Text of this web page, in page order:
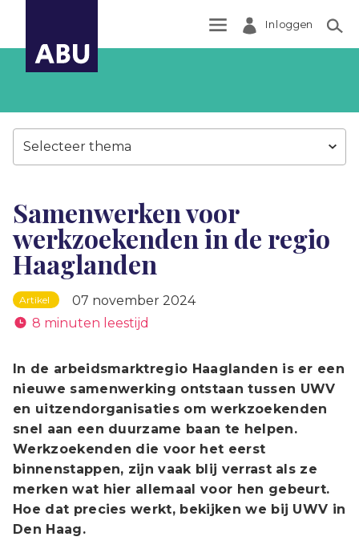
Inloggen
Selecteer thema
Samenwerken voor
werkzoekenden in de regio
Haaglanden
Artikel
07 november 2024
8 minuten leestijd
In de arbeidsmarktregio Haaglanden is er een
nieuwe samenwerking ontstaan tussen UWV
en uitzendorganisaties om werkzoekenden
snel aan een duurzame baan te helpen.
Werkzoekenden die voor het eerst
binnenstappen, zijn vaak blij verrast als ze
merken wat hier allemaal voor hen gebeurt.
Hoe dat precies werkt, bekijken we bij UWV in
Den Haag.